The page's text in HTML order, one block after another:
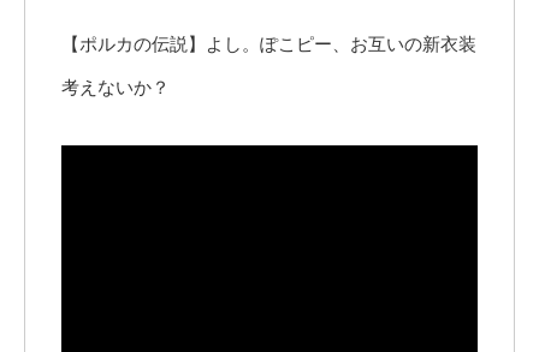
【ポルカの伝説】よし。ぽこピー、お互いの新衣装
考えないか？